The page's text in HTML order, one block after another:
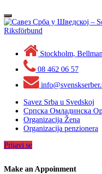
to
content
Toggle
navigation
Stockholm,
08 462 06 57
Savez Srba u Svedskoj
Српска Омладинска
Organizacija Žena
Organizacija penzionera
Prijavi se
Make an Appoinment